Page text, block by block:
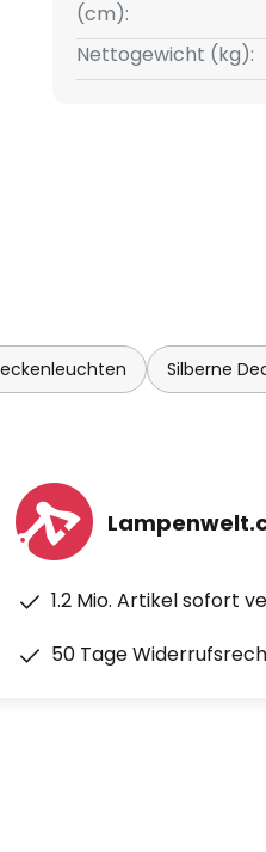
(cm):
Nettogewicht (kg):
Silberne
1.2 Mio. Artikel sofort
50 Tage